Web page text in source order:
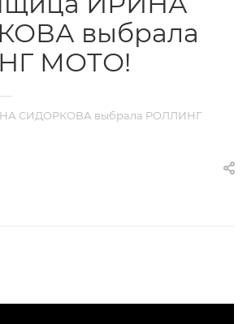
выбрала
МОТО!
—
СИДОРКОВА выбрала РОЛЛИНГ